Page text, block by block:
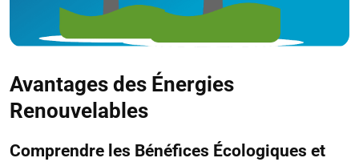
Avantages des Énergies
Renouvelables
Comprendre les Bénéfices Écologiques et